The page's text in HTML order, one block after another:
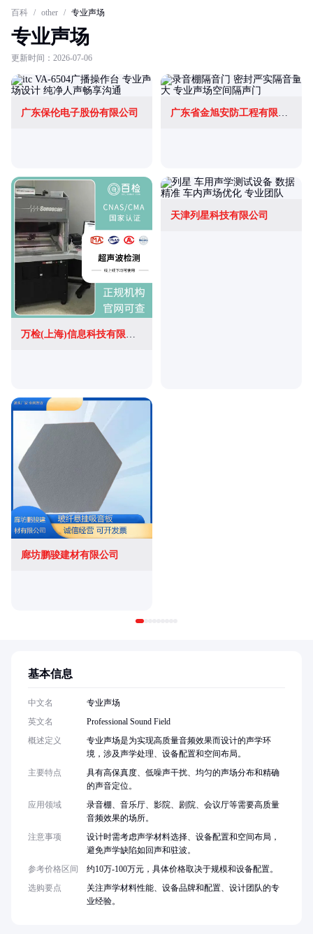
百科 / other / 专业声场
专业声场
更新时间：2026-07-06
广东保伦电子股份有限公司 广东省金旭安防工程有限公司
天津列星科技有限公司
廊坊鹏骏建材有限公司
基本信息
中文名
专业声场
英文名
Professional Sound Field
概述定义
专业声场是为实现高质量音频效果而设计的声学环
境，涉及声学处理、设备配置和空间布局。
主要特点
具有高保真度、低噪声干扰、均匀的声场分布和精确
的声音定位。
应用领域
录音棚、音乐厅、影院、剧院、会议厅等需要高质量
音频效果的场所。
注意事项
设计时需考虑声学材料选择、设备配置和空间布局，
避免声学缺陷如回声和驻波。
参考价格区间
约10万-100万元，具体价格取决于规模和设备配置。
选购要点
关注声学材料性能、设备品牌和配置、设计团队的专
业经验。